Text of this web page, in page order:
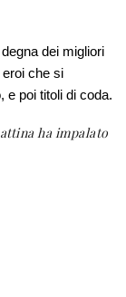
dei migliori
che si
e poi titoli di coda.
ha impalato